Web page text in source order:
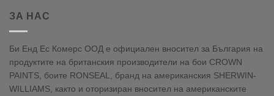
ЗА НАС
Би Енд Ес Комерс ООД е официален вносител за България на
продуктите на британския производители на бои CROWN
PAINTS, боите RONSEAL, бранд на американския SHERWIN-
WILLIAMS, както и оторизиран вносител на американските